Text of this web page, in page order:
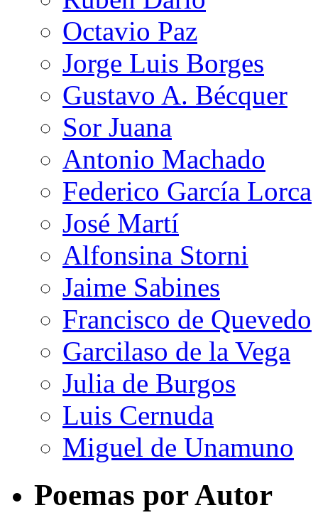
Octavio Paz
Jorge Luis Borges
Gustavo A. Bécquer
Sor Juana
Antonio Machado
Federico García Lorca
José Martí
Alfonsina Storni
Jaime Sabines
Francisco de Quevedo
Garcilaso de la Vega
Julia de Burgos
Luis Cernuda
Miguel de Unamuno
Poemas por Autor